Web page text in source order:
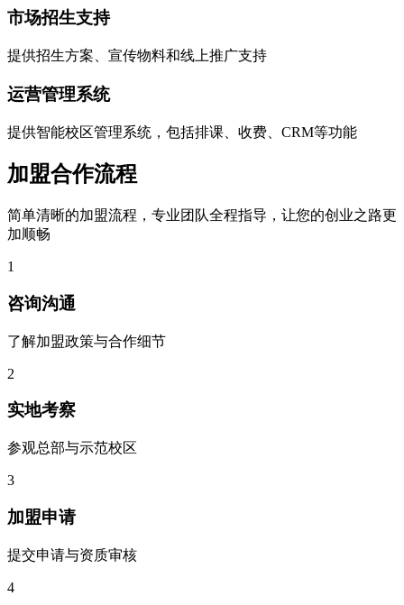
市场招生支持
提供招生方案、宣传物料和线上推广支持
运营管理系统
提供智能校区管理系统，包括排课、收费、CRM等功能
加盟合作流程
简单清晰的加盟流程，专业团队全程指导，让您的创业之路更
加顺畅
1
咨询沟通
了解加盟政策与合作细节
2
实地考察
参观总部与示范校区
3
加盟申请
提交申请与资质审核
4